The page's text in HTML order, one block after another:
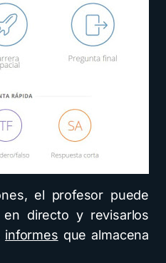
el profesor puede
directo y revisarlos
informes que almacena